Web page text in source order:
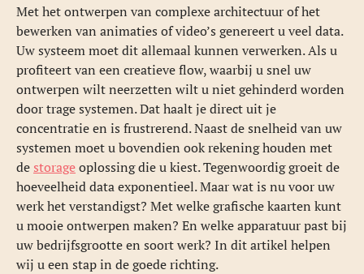
Met het ontwerpen van complexe architectuur of het
bewerken van animaties of video’s genereert u veel data.
Uw systeem moet dit allemaal kunnen verwerken. Als u
profiteert van een creatieve flow, waarbij u snel uw
ontwerpen wilt neerzetten wilt u niet gehinderd worden
door trage systemen. Dat haalt je direct uit je
concentratie en is frustrerend. Naast de snelheid van uw
systemen moet u bovendien ook rekening houden met
de storageoplossing die u kiest. Tegenwoordig groeit de
hoeveelheid data exponentieel. Maar wat is nu voor uw
werk het verstandigst? Met welke grafische kaarten kunt
u mooie ontwerpen maken? En welke apparatuur past bij
uw bedrijfsgrootte en soort werk? In dit artikel helpen
wij u een stap in de goede richting.